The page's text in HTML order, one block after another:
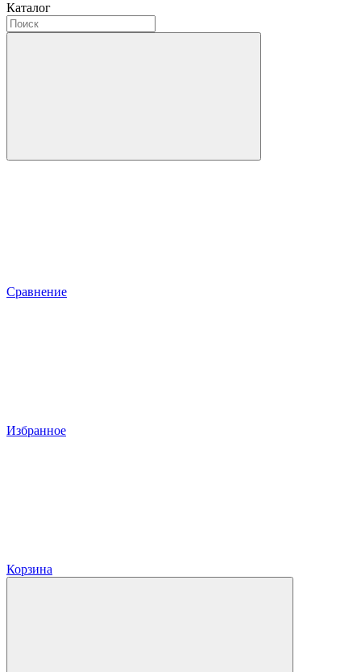
Каталог
Сравнение
Избранное
Корзина